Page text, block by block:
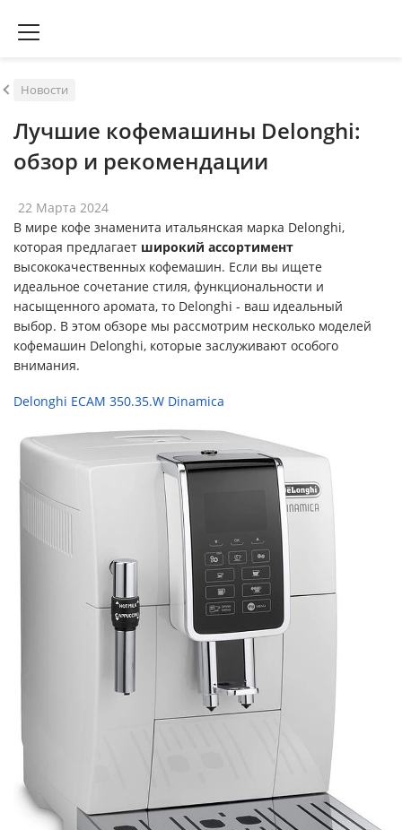
Новости
Лучшие кофемашины Delonghi:
обзор и рекомендации
22 Марта 2024
В мире кофе знаменита итальянская марка Delonghi,
которая предлагает широкий ассортимент
высококачественных кофемашин. Если вы ищете
идеальное сочетание стиля, функциональности и
насыщенного аромата, то Delonghi - ваш идеальный
выбор. В этом обзоре мы рассмотрим несколько моделей
кофемашин Delonghi, которые заслуживают особого
внимания.
Delonghi ECAM 350.35.W Dinamica